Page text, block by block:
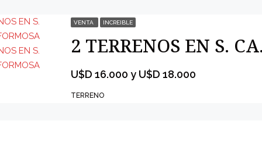
VENTA INCREIBLE
2
U$D 16.000 y U$D 18.000
TERRENO